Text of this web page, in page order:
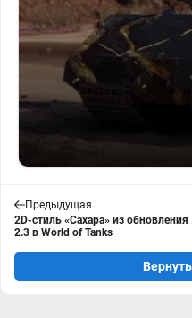
Предыдущая
2D-стиль «Сахара» из обновления
2.3 в World of Tanks